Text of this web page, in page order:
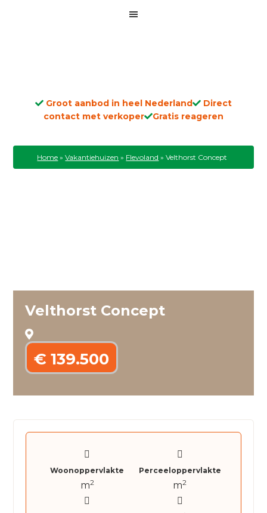
Groot aanbod in heel Nederland
Direct
contact met verkoper
Gratis reageren
Home »Vakantiehuizen » Flevoland »Velthorst Concept
Velthorst Concept
€ 139.500
Woonoppervlakte
m2
Perceeloppervlakte
m2